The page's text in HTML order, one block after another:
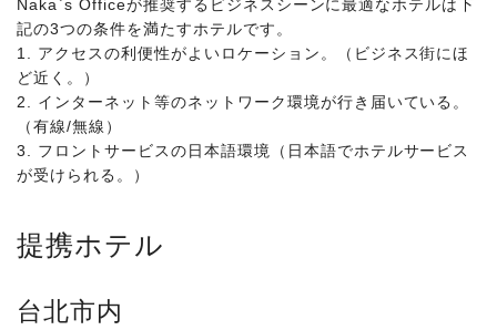
Naka`s Officeが推奨するビジネスシーンに最適なホテルは下
記の3つの条件を満たすホテルです。
1. アクセスの利便性がよいロケーション。（ビジネス街にほ
ど近く。）
2. インターネット等のネットワーク環境が行き届いている。
（有線/無線）
3. フロントサービスの日本語環境（日本語でホテルサービス
が受けられる。）
提携ホテル
台北市内